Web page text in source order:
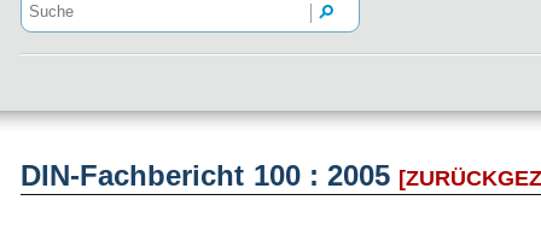
DIN-Fachbericht 100 : 2005